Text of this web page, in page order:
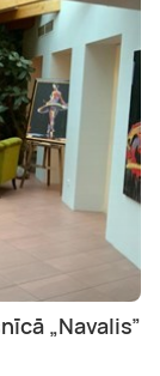
„Navalis”